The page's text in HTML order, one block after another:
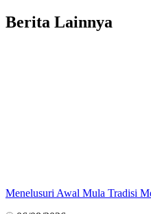
Berita Lainnya
Menelusuri Awal Mula Tradisi